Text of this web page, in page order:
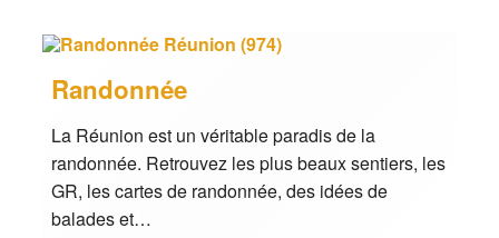
Randonnée
La Réunion est un véritable paradis de la
randonnée. Retrouvez les plus beaux sentiers, les
GR, les cartes de randonnée, des idées de
balades et…